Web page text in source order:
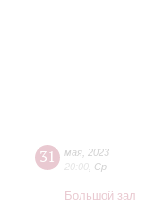
31 мая 2023
20:00 Ср
Большой зал